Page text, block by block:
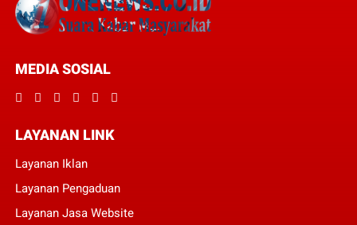
MEDIA SOSIAL
LAYANAN LINK
Layanan Iklan
Layanan Pengaduan
Layanan Jasa Website